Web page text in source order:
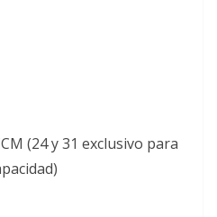
(24 y 31 exclusivo para